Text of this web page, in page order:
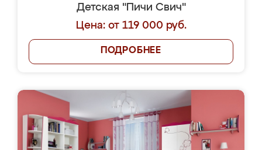
Детская "Пичи Свич"
Цена: от 119 000 руб.
ПОДРОБНЕЕ